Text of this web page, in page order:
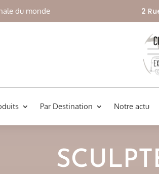
du monde 2
Par Destination Notre actu